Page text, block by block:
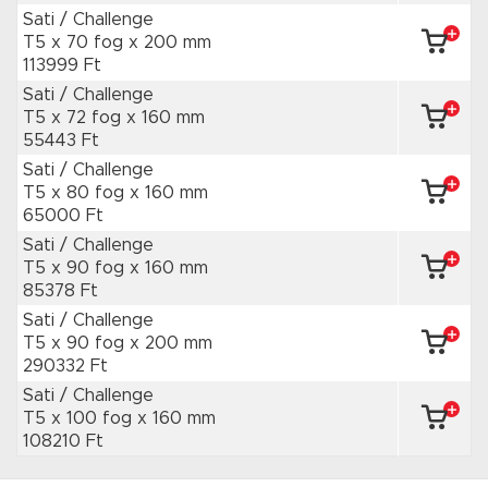
Sati / Challenge
T5 x 70 fog x 200 mm
113999 Ft
Sati / Challenge
T5 x 72 fog x 160 mm
55443 Ft
Sati / Challenge
T5 x 80 fog x 160 mm
65000 Ft
Sati / Challenge
T5 x 90 fog x 160 mm
85378 Ft
Sati / Challenge
T5 x 90 fog x 200 mm
290332 Ft
Sati / Challenge
T5 x 100 fog x 160 mm
108210 Ft